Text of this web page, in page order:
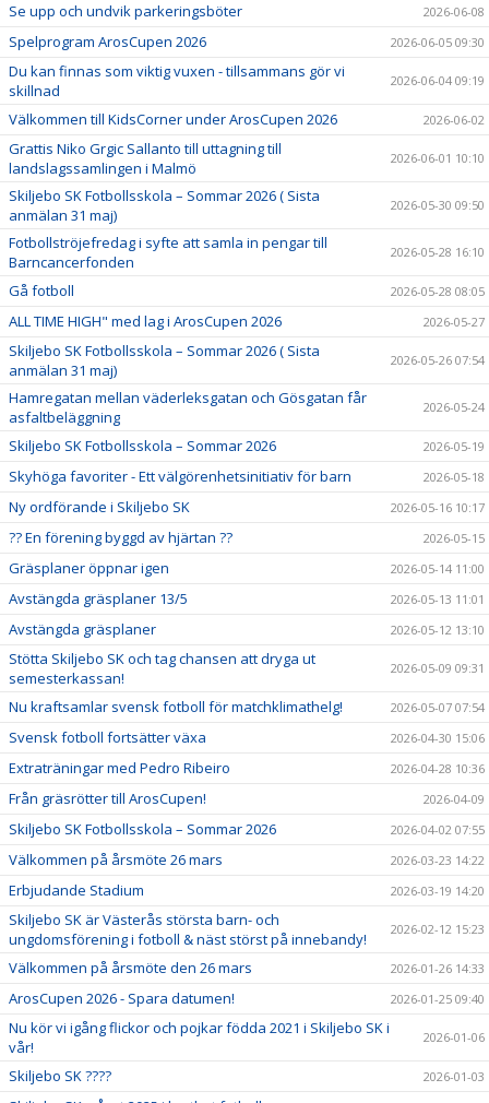
Se upp och undvik parkeringsböter 2026-06-08
Spelprogram ArosCupen 2026 2026-06-05 09:30
Du kan finnas som viktig vuxen - tillsammans gör vi
skillnad
2026-06-04 09:19
Välkommen till KidsCorner under ArosCupen 2026 2026-06-02
Grattis Niko Grgic Sallanto till uttagning till
landslagssamlingen i Malmö
2026-06-01 10:10
Skiljebo SK Fotbollsskola – Sommar 2026 ( Sista
anmälan 31 maj)
2026-05-30 09:50
Fotbollströjefredag i syfte att samla in pengar till
Barncancerfonden
2026-05-28 16:10
Gå fotboll 2026-05-28 08:05
ALL TIME HIGH" med lag i ArosCupen 2026 2026-05-27
Skiljebo SK Fotbollsskola – Sommar 2026 ( Sista
anmälan 31 maj)
2026-05-26 07:54
Hamregatan mellan väderleksgatan och Gösgatan får
asfaltbeläggning
2026-05-24
Skiljebo SK Fotbollsskola – Sommar 2026 2026-05-19
Skyhöga favoriter - Ett välgörenhetsinitiativ för barn 2026-05-18
Ny ordförande i Skiljebo SK 2026-05-16 10:17
?? En förening byggd av hjärtan ?? 2026-05-15
Gräsplaner öppnar igen 2026-05-14 11:00
Avstängda gräsplaner 13/5 2026-05-13 11:01
Avstängda gräsplaner 2026-05-12 13:10
Stötta Skiljebo SK och tag chansen att dryga ut
semesterkassan!
2026-05-09 09:31
Nu kraftsamlar svensk fotboll för matchklimathelg! 2026-05-07 07:54
Svensk fotboll fortsätter växa 2026-04-30 15:06
Extraträningar med Pedro Ribeiro 2026-04-28 10:36
Från gräsrötter till ArosCupen! 2026-04-09
Skiljebo SK Fotbollsskola – Sommar 2026 2026-04-02 07:55
Välkommen på årsmöte 26 mars 2026-03-23 14:22
Erbjudande Stadium 2026-03-19 14:20
Skiljebo SK är Västerås största barn- och
ungdomsförening i fotboll & näst störst på innebandy!
2026-02-12 15:23
Välkommen på årsmöte den 26 mars 2026-01-26 14:33
ArosCupen 2026 - Spara datumen! 2026-01-25 09:40
Nu kör vi igång flickor och pojkar födda 2021 i Skiljebo SK i
vår!
2026-01-06
Skiljebo SK ???? 2026-01-03